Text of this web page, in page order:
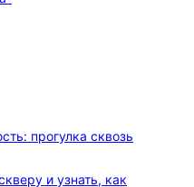
прогулка сквозь
и узнать, как